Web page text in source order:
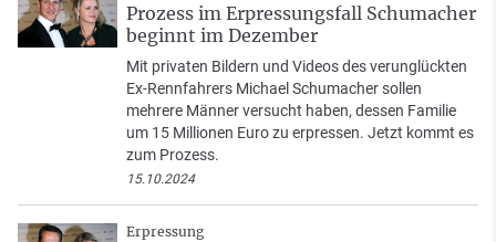
Prozess im Erpressungsfall Schumacher
beginnt im Dezember
Mit privaten Bildern und Videos des verunglückten
Ex-Rennfahrers Michael Schumacher sollen
mehrere Männer versucht haben, dessen Familie
um 15 Millionen Euro zu erpressen. Jetzt kommt es
zum Prozess.
15.10.2024
Erpressung